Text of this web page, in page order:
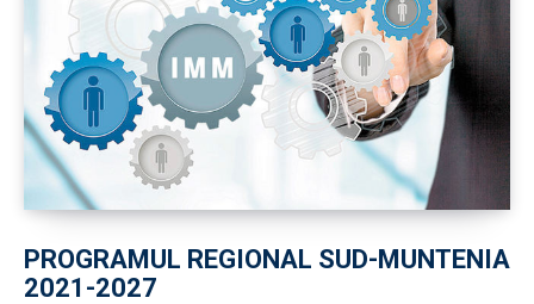
PROGRAMUL REGIONAL SUD-MUNTENIA
2021-2027